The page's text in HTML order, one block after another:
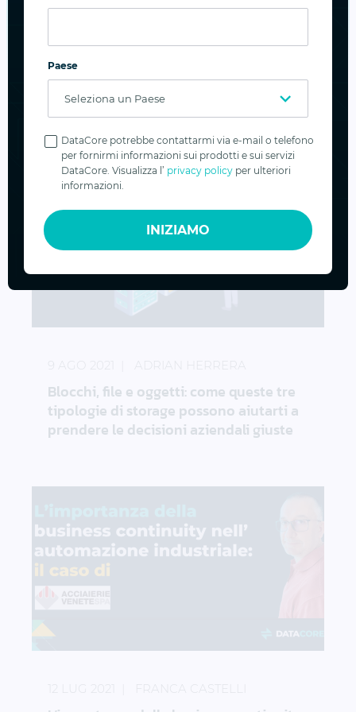
La strategia vincente che passa dai Managed
La strategia vincente che passa dai
Managed Service Provider: la parola a
Netx64
Blocchi, file e oggetti: come queste tre
tipologie di storage possono aiutarti a
prendere le decisioni aziendali giuste
Paese
Policy
DataCore potrebbe contattarmi via e-mail o telefono
per fornirmi informazioni sui prodotti e sui servizi
DataCore. Visualizza l’ privacy policy per ulteriori
informazioni.
INIZIAMO